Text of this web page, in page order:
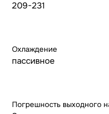
209-231
Охлаждение
пассивное
Погрешность выходного